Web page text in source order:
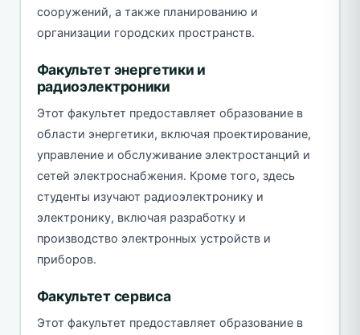
сооружений, а также планированию и
организации городских пространств.
Факультет энергетики и
радиоэлектроники
Этот факультет предоставляет образование в
области энергетики, включая проектирование,
управление и обслуживание электростанций и
сетей электроснабжения. Кроме того, здесь
студенты изучают радиоэлектронику и
электронику, включая разработку и
производство электронных устройств и
приборов.
Факультет сервиса
Этот факультет предоставляет образование в